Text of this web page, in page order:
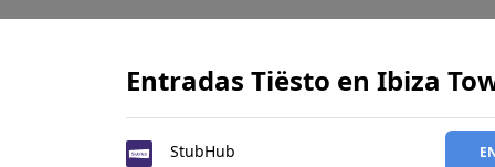
Entradas Tiësto en Ibiza
StubHub